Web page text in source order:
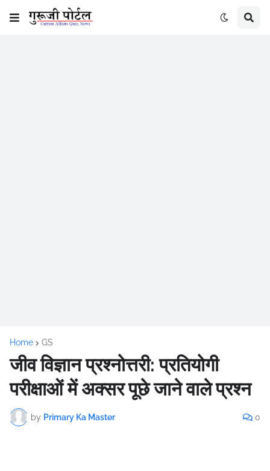
Home GS
जीव विज्ञान प्रश्नोत्तरी: प्रतियोगी
परीक्षाओं में अक्सर पूछे जाने वाले प्रश्न
by Primary Ka Master 0